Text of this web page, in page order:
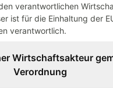
verantwortlichen
ist für die Einhaltung der
verantwortlich.
Wirtschaftsakteur
Verordnung